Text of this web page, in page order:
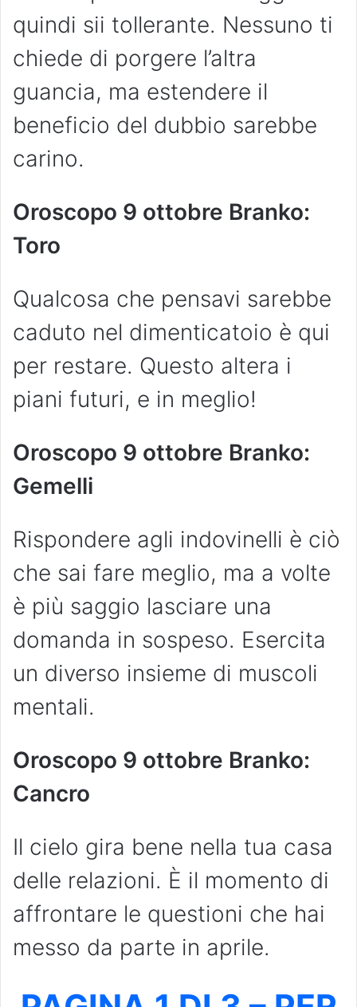
quindi sii tollerante. Nessuno ti
chiede di porgere l’altra
guancia, ma estendere il
beneficio del dubbio sarebbe
carino.
Oroscopo 9 ottobre Branko:
Toro
Qualcosa che pensavi sarebbe
caduto nel dimenticatoio è qui
per restare. Questo altera i
piani futuri, e in meglio!
Oroscopo 9 ottobre Branko:
Gemelli
Rispondere agli indovinelli è ciò
che sai fare meglio, ma a volte
è più saggio lasciare una
domanda in sospeso. Esercita
un diverso insieme di muscoli
mentali.
Oroscopo 9 ottobre Branko:
Cancro
Il cielo gira bene nella tua casa
delle relazioni. È il momento di
affrontare le questioni che hai
messo da parte in aprile.